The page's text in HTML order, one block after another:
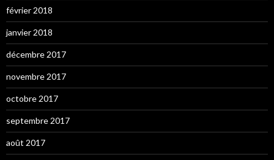
février 2018
janvier 2018
décembre 2017
novembre 2017
octobre 2017
septembre 2017
août 2017